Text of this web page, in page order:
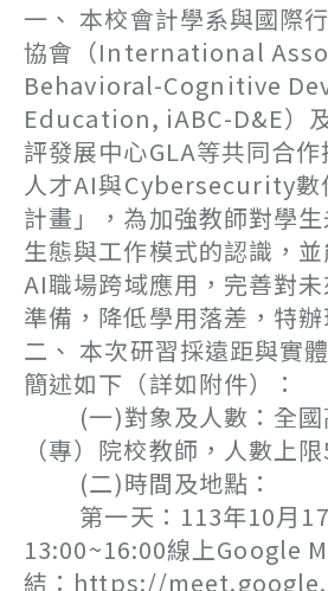
一、 本校會計學系與國際
協會（International
Behavioral-Cognitive
Education, iABC-D&E）
評發展中心GLA等共同合
人才AI與Cybersecurity數
計畫」，為加強教師對學
生態與工作模式的認識，
AI職場跨域應用，完善對
準備，降低學用落差，特辦
二、 本次研習採遠距與實
簡述如下（詳如附件）：
(一)對象及人數：全國
（專）院校教師，人數上限
(二)時間及地點：
第一天：113年10月17
13:00~16:00線上Google
結：https://